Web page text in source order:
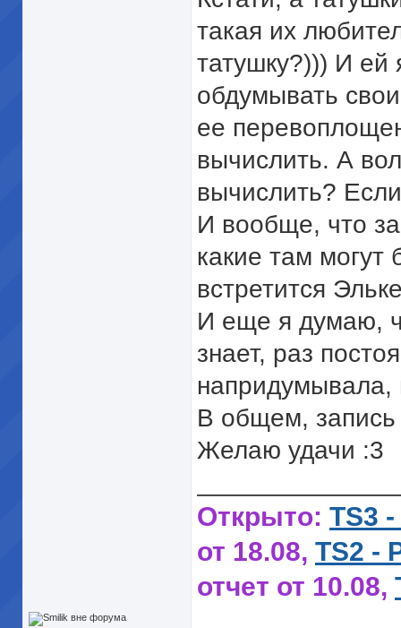
такая их
татушку?))) И ей
обдумывать
ее
вычислить. А
вычислить?
И вообще, что
какие там
встретится
И еще я думаю,
знает, раз
В общем, запись
Желаю удачи :3
Открыто: TS3
от 18.08, TS2 -
отчет от 10.08,